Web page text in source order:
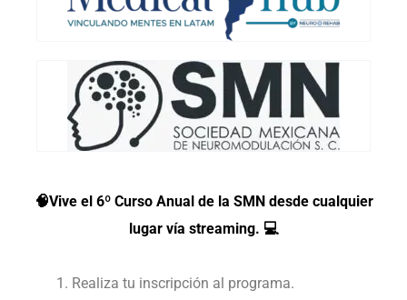
🧠Vive el 6º Curso Anual de la SMN desde cualquier
lugar vía streaming. 💻
Realiza tu inscripción al programa.